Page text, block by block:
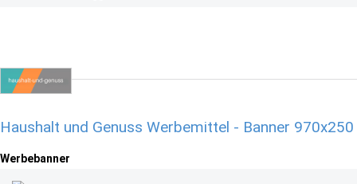
Haushalt und Genuss Werbemittel - Banner 970x250
Werbebanner